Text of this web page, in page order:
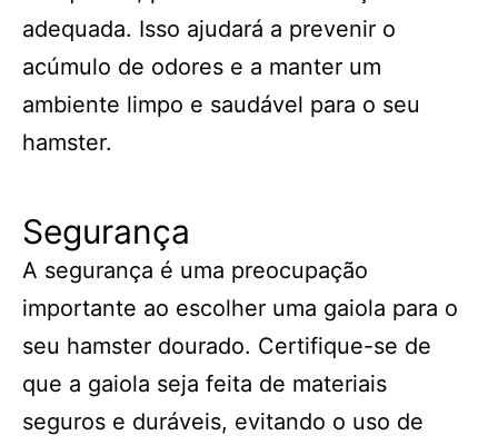
adequada. Isso ajudará a prevenir o
acúmulo de odores e a manter um
ambiente limpo e saudável para o seu
hamster.
Segurança
A segurança é uma preocupação
importante ao escolher uma gaiola para o
seu hamster dourado. Certifique-se de
que a gaiola seja feita de materiais
seguros e duráveis, evitando o uso de